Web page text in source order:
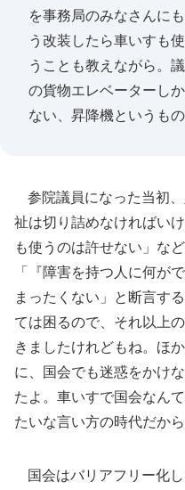
を事務局のみなさんに
う改装したら車いすも
うことも教えながら。
の貨物エレベーターし
ない、昇降機というもの
参院議員になった当初
祉は切り詰めなければい
も使うのは許せない」な
「『障害を持つ人に何が
まったくない」と断言す
ては困るので、それ以上
きましたけれどもね。ほ
に、国会でも迷惑をかけ
たよ。車いすで国会なん
たいな言い方の時代だから
国会はバリアフリー化